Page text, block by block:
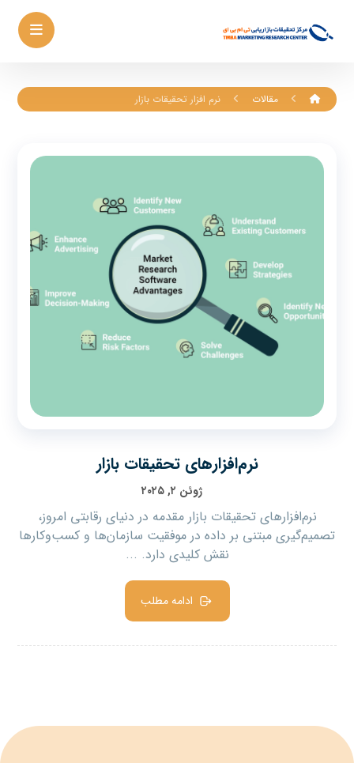
مقالات نرم افزار تحقیقات بازار
نرم‌افزارهای تحقیقات بازار
ژوئن ۲, ۲۰۲۵
نرم‌افزارهای تحقیقات بازار مقدمه در دنیای رقابتی امروز،
تصمیم‌گیری مبتنی بر داده در موفقیت سازمان‌ها و کسب‌وکارها
نقش کلیدی دارد. ...
ادامه مطلب